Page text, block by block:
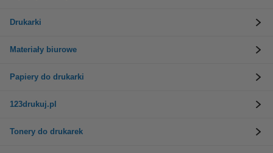
Drukarki
Materiały biurowe
Papiery do drukarki
123drukuj.pl
Tonery do drukarek